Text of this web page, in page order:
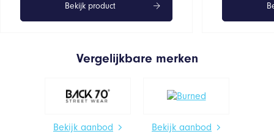
Bekijk product
Vergelijkbare merken
Bekijk aanbod Bekijk aanbod